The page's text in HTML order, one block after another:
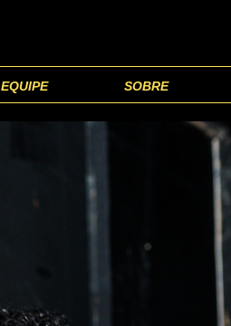
EQUIPE SOBRE